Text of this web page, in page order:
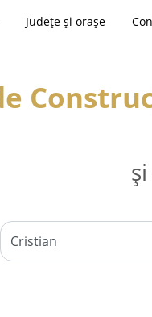
Județe și orașe